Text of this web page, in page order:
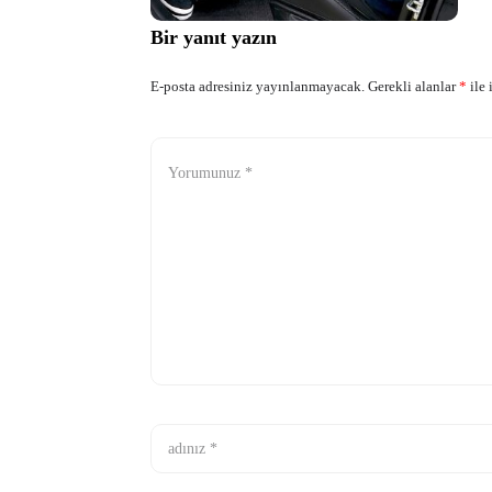
Bir yanıt yazın
E-posta adresiniz yayınlanmayacak. Gerekli alanlar* ile